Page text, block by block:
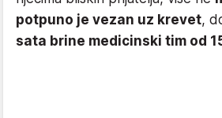
potpuno je vezan uz krevet,
sata brine medicinski tim od